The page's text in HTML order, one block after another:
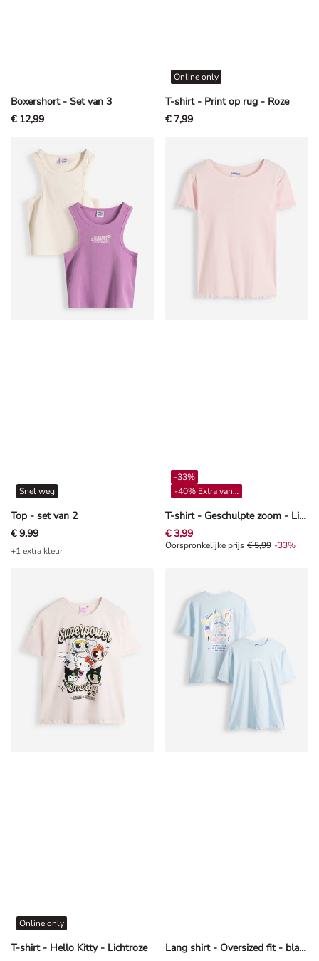
Boxershort - Set van 3
€ 12,99
T-shirt - Print op rug - Roze
Online only
€ 7,99
Top - set van 2
Snel weg
€ 9,99
+1 extra kleur
T-shirt - Geschulpte zoom - Lichtroze
-33%
-40% Extra vanaf 4**
€ 3,99
Oorspronkelijke prijs € 5,99,
Oorspronkelijke prijs € 5,99 -33%
T-shirt - Hello Kitty - Lichtroze
Online only
Lang shirt - Oversized fit - blauw